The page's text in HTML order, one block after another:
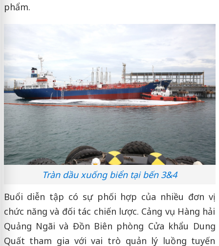
phẩm.
Tràn dầu xuống biển tại bến 3&4
Buổi diễn tập có sự phối hợp của nhiều đơn vị
chức năng và đối tác chiến lược. Cảng vụ Hàng hải
Quảng Ngãi và Đồn Biên phòng Cửa khẩu Dung
Quất tham gia với vai trò quản lý luồng tuyến